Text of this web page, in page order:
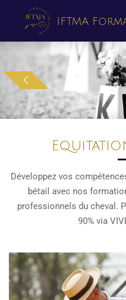
Passer
contenu
IFTMA
Développez vos
bétail avec nos
professionnels du cheval.
90% via